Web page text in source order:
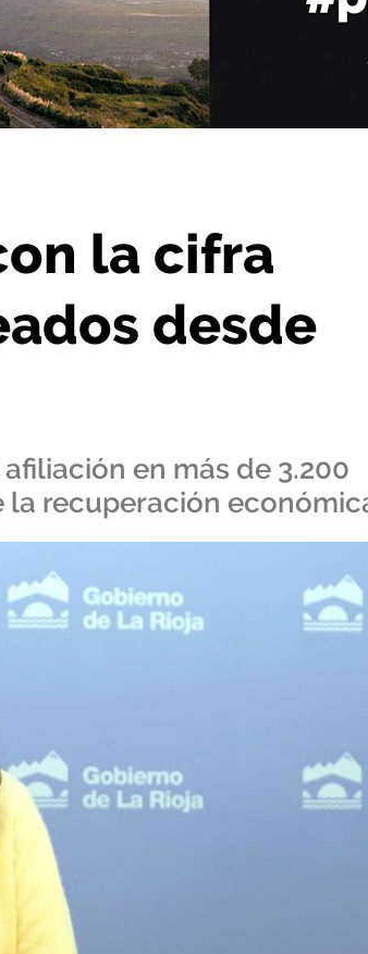
desde 2008
la cifra
desde
en más de 3.200
la recuperación